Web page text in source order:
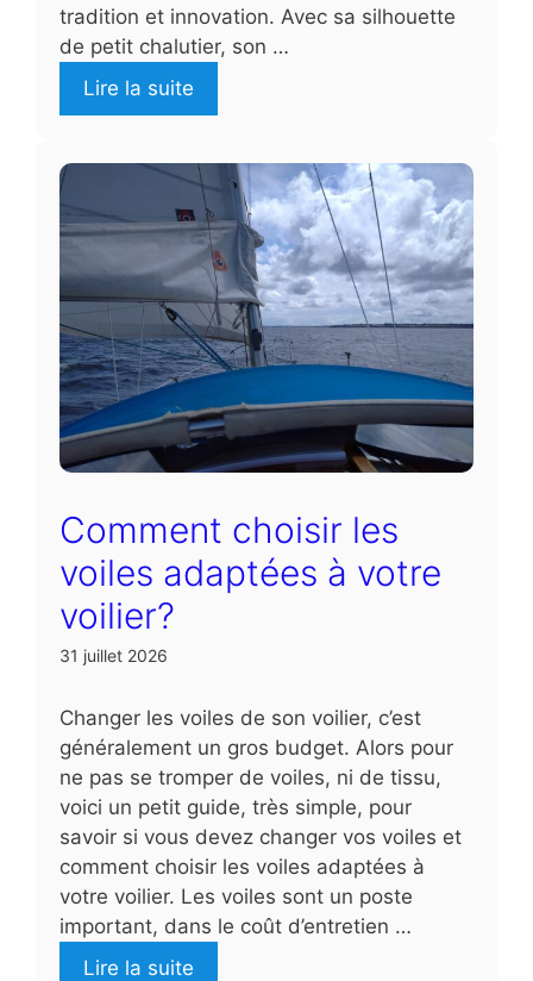
tradition et innovation. Avec sa silhouette
de petit chalutier, son …
Lire la suite
Comment choisir les
voiles adaptées à votre
voilier?
31 juillet 2026
Changer les voiles de son voilier, c’est
généralement un gros budget. Alors pour
ne pas se tromper de voiles, ni de tissu,
voici un petit guide, très simple, pour
savoir si vous devez changer vos voiles et
comment choisir les voiles adaptées à
votre voilier. Les voiles sont un poste
important, dans le coût d’entretien …
Lire la suite